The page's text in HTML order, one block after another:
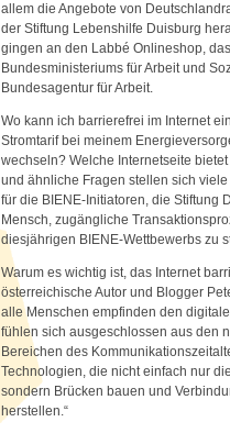
allem die Angebote von
der Stiftung Lebenshilfe Duisburg
gingen an den Labbé Onlineshop,
Bundesministeriums für Arbeit und
Bundesagentur für Arbeit.
Wo kann ich barrierefrei im Internet
Stromtarif bei meinem
wechseln? Welche Internetseite
und ähnliche Fragen stellen sich
für die BIENE-Initiatoren, die Stiftung
Mensch, zugängliche
diesjährigen BIENE-Wettbewerbs zu
Warum es wichtig ist, das Internet
österreichische Autor und Blogger
alle Menschen empfinden den
fühlen sich ausgeschlossen aus den
Bereichen des
Technologien, die nicht einfach nur
sondern Brücken bauen und
herstellen.“